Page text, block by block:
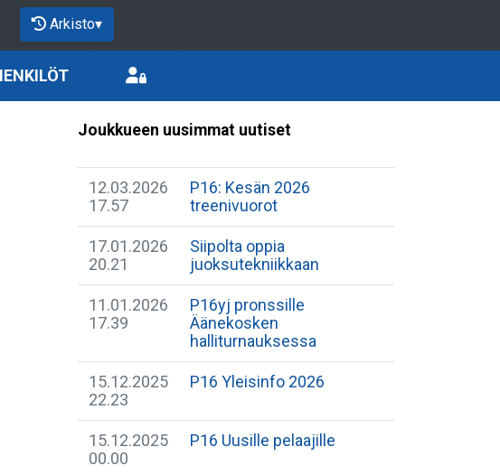
Arkisto▾
Joukkueen uusimmat uutiset
12.03.2026
17.57
P16: Kesän 2026
treenivuorot
17.01.2026
20.21
Siipolta oppia
juoksutekniikkaan
11.01.2026
17.39
P16yj pronssille
Äänekosken
halliturnauksessa
15.12.2025
22.23
P16 Yleisinfo 2026
15.12.2025
00.00
P16 Uusille pelaajille